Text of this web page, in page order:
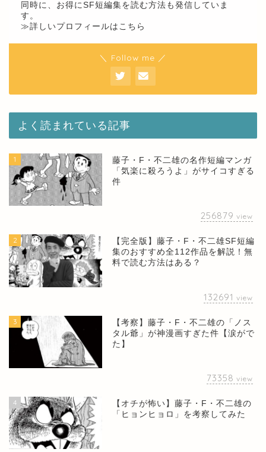
同時に、お得にSF短編集を読む方法も発信していま
す。
≫詳しいプロフィールはこちら
＼ Follow me ／
よく読まれている記事
1
藤子・F・不二雄の名作短編マンガ
「気楽に殺ろうよ」がサイコすぎる
件
256879 view
2
【完全版】藤子・F・不二雄SF短編
集のおすすめ全112作品を解説！無
料で読む方法はある？
132691 view
3
【考察】藤子・F・不二雄の「ノス
タル爺」が神漫画すぎた件【涙がで
た】
73358 view
4
【オチが怖い】藤子・F・不二雄の
「ヒョンヒョロ」を考察してみた